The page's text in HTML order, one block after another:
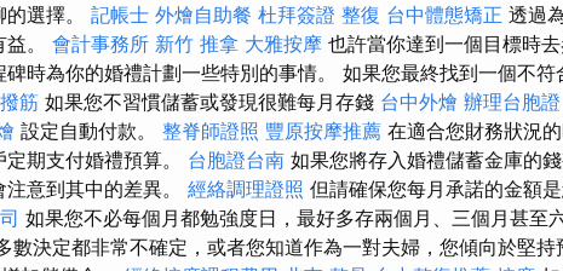
選擇。 記帳士 外燴自助餐 杜拜簽證 整復 台中體態矯正 透過
。 會計事務所 新竹 推拿 大雅按摩 也許當你達到一個目標時
時為你的婚禮計劃一些特別的事情。 如果您最終找到一個不符
筋 如果您不習慣儲蓄或發現很難每月存錢 台中外燴 辦理台胞證
設定自動付款。 整脊師證照 豐原按摩推薦 在適合您財務狀況
定期支付婚禮預算。 台胞證台南 如果您將存入婚禮儲蓄金庫的
意到其中的差異。 經絡調理證照 但請確保您每月承諾的金額
如果您不必每個月都勉強度日，最好多存兩個月、三個月甚至
數決定都非常不確定，或者您知道作為一對夫婦，您傾向於堅持